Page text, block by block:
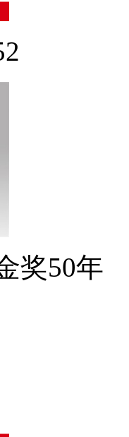
奖50年